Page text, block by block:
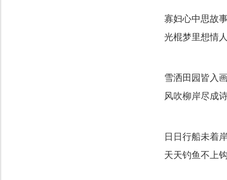
寡妇心中思故
光棍梦里想情
雪洒田园皆入
风吹柳岸尽成
日日行船未着
天天钓鱼不上